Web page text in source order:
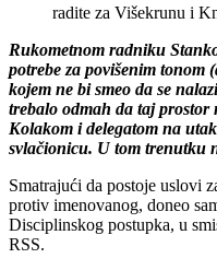
radite za Višekrunu i
Rukometnom radniku
potrebe za povišenim tonom
kojem ne bi smeo da se
trebalo odmah da taj prostor
Kolakom i delegatom na
svlačionicu. U tom trenutku
Smatrajući da postoje uslovi
protiv imenovanog, doneo
Disciplinskog postupka, u
RSS.